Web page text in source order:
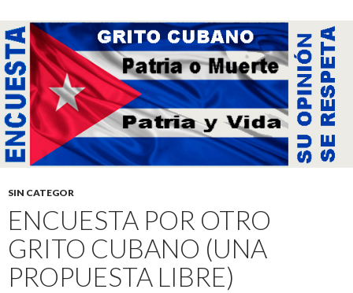
SIN CATEGOR
ENCUESTA POR OTRO
GRITO CUBANO (UNA
PROPUESTA LIBRE)